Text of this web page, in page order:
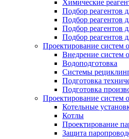
Химические
Подбор реагентов
Подбор реагентов
Подбор реагентов
Подбор реагентов
Проектирование систем
Внедрение систем
Водоподготовка
Системы
Подготовка
Подготовка
Проектирование систем
Котельные
Котлы
Проектирование
Защита